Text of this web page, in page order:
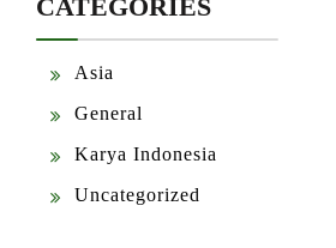
CATEGORIES
Asia
General
Karya Indonesia
Uncategorized